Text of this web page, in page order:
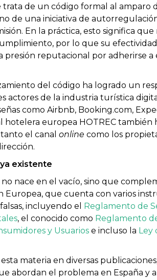
trata de un código formal al amparo
de una iniciativa de
En la práctica, esto significa
por lo que su
presión reputacional por adherirse a
del código ha logrado un
actores de la industria turística
como Airbnb, Booking.com,
hotelera europea HOTREC también
el canal online como los
existente
nace en el vacío, sino que
Europea, que cuenta con varios
incluyendo el Reglamento de
, el conocido como Reglamento
y Usuarios e incluso la Ley
materia en diversas
abordan el problema en España y a